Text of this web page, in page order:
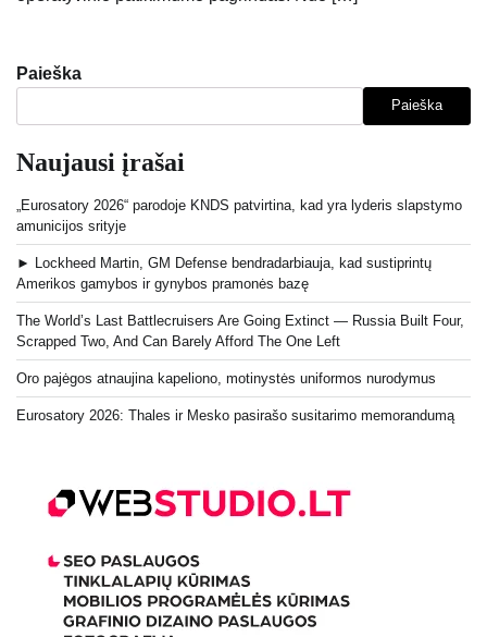
Paieška
Paieška
Naujausi įrašai
„Eurosatory 2026“ parodoje KNDS patvirtina, kad yra lyderis slapstymo
amunicijos srityje
► Lockheed Martin, GM Defense bendradarbiauja, kad sustiprintų
Amerikos gamybos ir gynybos pramonės bazę
The World’s Last Battlecruisers Are Going Extinct — Russia Built Four,
Scrapped Two, And Can Barely Afford The One Left
Oro pajėgos atnaujina kapeliono, motinystės uniformos nurodymus
Eurosatory 2026: Thales ir Mesko pasirašo susitarimo memorandumą